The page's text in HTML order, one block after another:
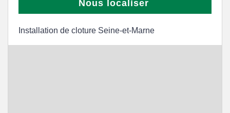
Nous localiser
Installation de cloture Seine-et-Marne